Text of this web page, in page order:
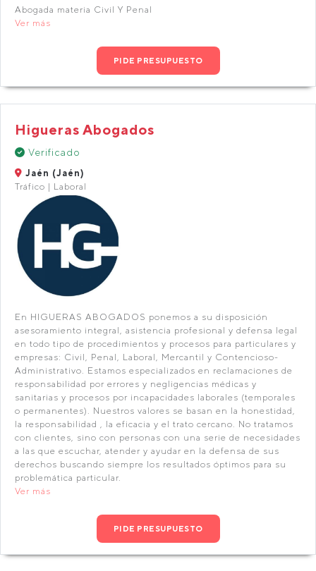
Abogada materia Civil Y Penal
Ver más
PIDE PRESUPUESTO
Higueras Abogados
Verificado
Jaén (Jaén)
Tráfico | Laboral
En HIGUERAS ABOGADOS ponemos a su disposición
asesoramiento integral, asistencia profesional y defensa legal
en todo tipo de procedimientos y procesos para particulares y
empresas: Civil, Penal, Laboral, Mercantil y Contencioso-
Administrativo. Estamos especializados en reclamaciones de
responsabilidad por errores y negligencias médicas y
sanitarias y procesos por incapacidades laborales (temporales
o permanentes). Nuestros valores se basan en la honestidad,
la responsabilidad , la eficacia y el trato cercano. No tratamos
con clientes, sino con personas con una serie de necesidades
a las que escuchar, atender y ayudar en la defensa de sus
derechos buscando siempre los resultados óptimos para su
problemática particular.
Ver más
PIDE PRESUPUESTO